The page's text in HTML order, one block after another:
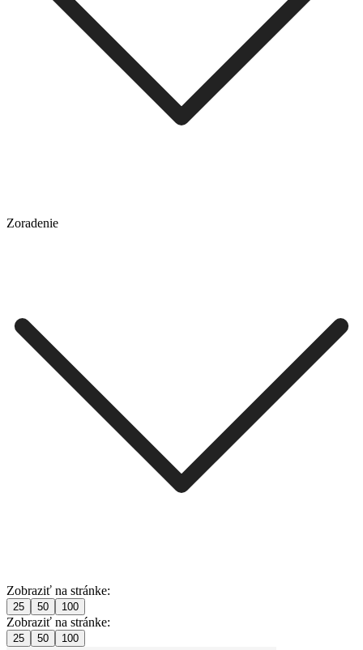
Zoradenie
Zobraziť na stránke:
25 50 100
Zobraziť na stránke:
25 50 100